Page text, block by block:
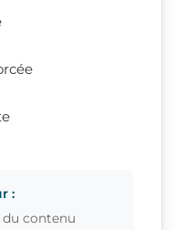
:
contenu